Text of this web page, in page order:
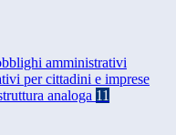
amministrativi
per cittadini e imprese
analoga 11